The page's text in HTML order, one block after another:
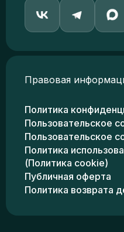
Правовая
Политика
Пользовательское
Пользовательское
Политика
(Политика cookie)
Публичная оферта
Политика возврата